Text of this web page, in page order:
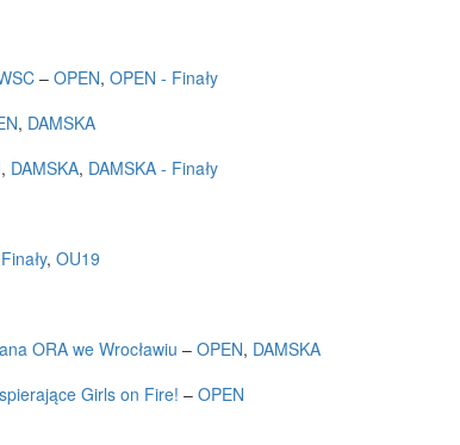
–OPEN,OPEN - Finały
, DAMSKA
, DAMSKA, DAMSKA - Finały
,OU19
ORA we Wrocławiu –OPEN, DAMSKA
Girls on Fire! –OPEN